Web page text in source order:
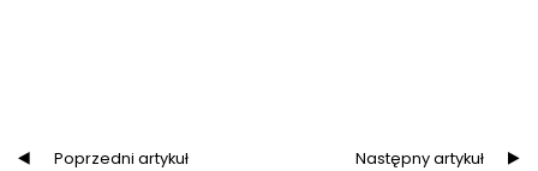
Poprzedni artykuł
Następny artykuł